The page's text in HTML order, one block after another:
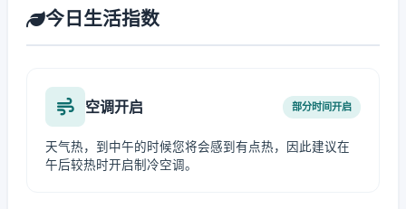
今日生活指数
空调开启 部分时间开启
天气热，到中午的时候您将会感到有点热，因此建议在
午后较热时开启制冷空调。